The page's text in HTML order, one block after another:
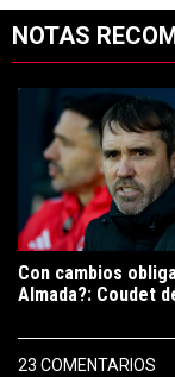
NOTAS
Un artículo de
Con cambios
Almada?: Coudet
23 COMENTARIOS